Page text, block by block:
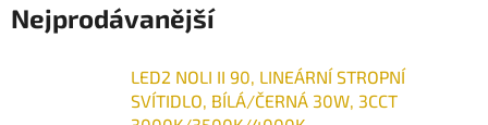
Nejprodávanější
LED2 NOLI II 90, LINEÁRNÍ STROPNÍ
SVÍTIDLO, BÍLÁ/ČERNÁ 30W, 3CCT